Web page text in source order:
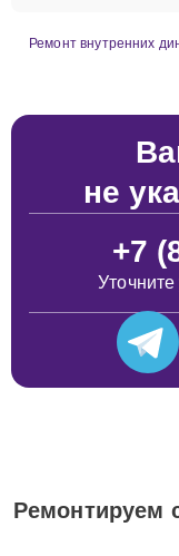
Ремонт внутренних
не
+7